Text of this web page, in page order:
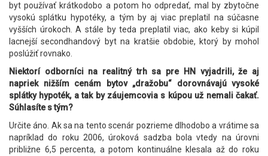
byt používať krátkodobo a potom ho odpredať, mal by zbytočne
vysokú splátku hypotéky, a tým by aj viac preplatil na súčasne
vyšších úrokoch. A stále by teda preplatil viac, ako keby si kúpil
lacnejší secondhandový byt na kratšie obdobie, ktorý by mohol
poslúžiť rovnako.
Niektorí odborníci na realitný trh sa pre HN vyjadrili, že aj
napriek nižším cenám bytov „dražobu“ dorovnávajú vysoké
splátky hypoték, a tak by záujemcovia s kúpou už nemali čakať.
Súhlasíte s tým?
Určite áno. Ak sa na tento scenár pozrieme dlhodobo a vrátime sa
napríklad do roku 2006, úroková sadzba bola vtedy na úrovni
približne 6,5 percenta, a potom kontinuálne klesala až do roku